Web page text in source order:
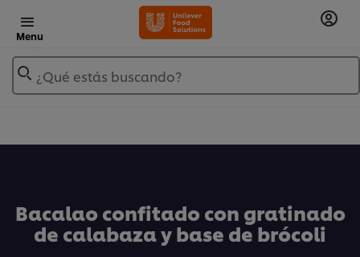
Menu
¿Qué estás buscando?
Bacalao confitado con gratinado
de calabaza y base de brócoli